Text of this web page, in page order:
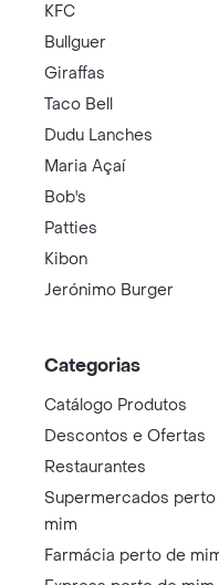
KFC
Bullguer
Giraffas
Taco Bell
Dudu Lanches
Maria Açaí
Bob's
Patties
Kibon
Jerónimo Burger
Categorias
Catálogo Produtos
Descontos e Ofertas
Restaurantes
Supermercados
mim
Farmácia perto de